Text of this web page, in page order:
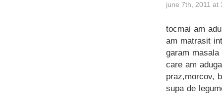
june 7th, 2011 at
tocmai am
am matrasit
garam
care am
praz,morcov,
supa de